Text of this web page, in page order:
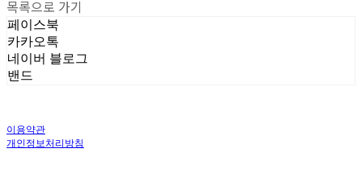
목록으로 가기
페이스북
카카오톡
네이버 블로그
밴드
이용약관
개인정보처리방침